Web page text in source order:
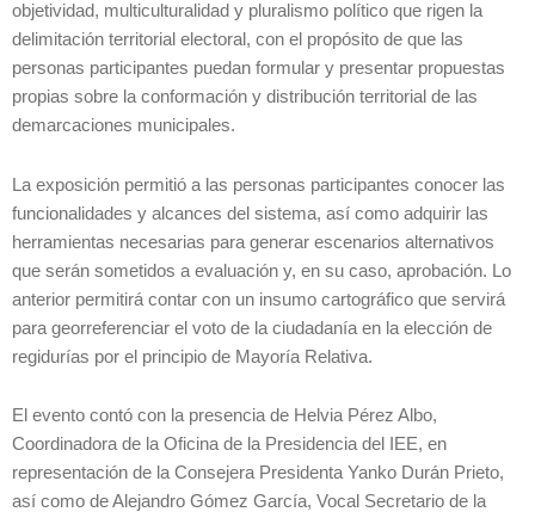
objetividad, multiculturalidad y pluralismo político que rigen la
delimitación territorial electoral, con el propósito de que las
personas participantes puedan formular y presentar propuestas
propias sobre la conformación y distribución territorial de las
demarcaciones municipales.
La exposición permitió a las personas participantes conocer las
funcionalidades y alcances del sistema, así como adquirir las
herramientas necesarias para generar escenarios alternativos
que serán sometidos a evaluación y, en su caso, aprobación. Lo
anterior permitirá contar con un insumo cartográfico que servirá
para georreferenciar el voto de la ciudadanía en la elección de
regidurías por el principio de Mayoría Relativa.
El evento contó con la presencia de Helvia Pérez Albo,
Coordinadora de la Oficina de la Presidencia del IEE, en
representación de la Consejera Presidenta Yanko Durán Prieto,
así como de Alejandro Gómez García, Vocal Secretario de la